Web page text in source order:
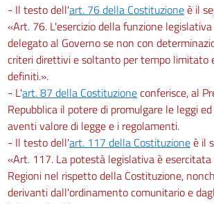
Titolo IV
CANTIERI TEMPORANEI O MOBILI
Capo
Misure per la salute e sicurezza nei cantieri
88
89
90
91
- Il testo dell'art. 76 della Costituzioneè il
«Art. 76. L'esercizio della funzione
delegato al Governo se non con
criteri direttivi e soltanto per tempo limitato
definiti.».
- L'art. 87 della Costituzioneconferisce, al
Repubblica il potere di promulgare le leggi
aventi valore di legge e i regolamenti.
- Il testo dell'art. 117 della Costituzioneè il
«Art. 117. La potestà legislativa è
Regioni nel rispetto della Costituzione,
derivanti dall'ordinamento comunitario e